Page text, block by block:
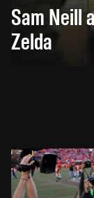
Sam Neill
Zelda